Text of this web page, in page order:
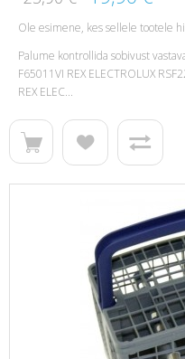
Ole esimene, kes sellele tootele
Palume kontrollida sobivust
F65011VI REX ELECTROLUX
REX ELEC...